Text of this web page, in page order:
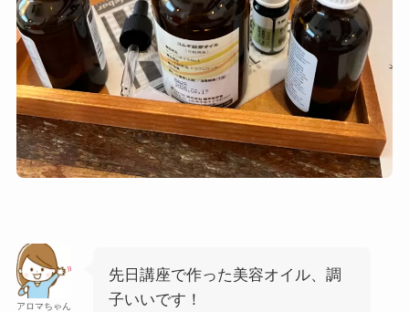
アロマちゃん
先日講座で作った美容オイル、調
子いいです！